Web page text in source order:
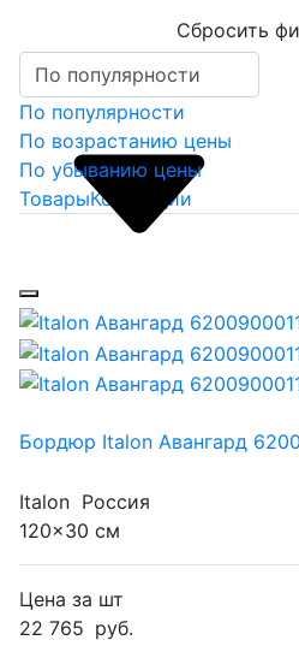
ТоварыКоллекции
По популярности
По популярности
По возрастанию цены
По убыванию цены
Бордюр Italon Авангард
Italon Россия
120x30 см
Цена за шт
22 765 руб.